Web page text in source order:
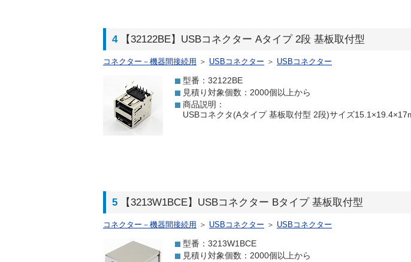
4 【32122BE】USBコネクター Aタイプ 2段 基板取付型
コネクター－機器間接続用 ＞ USBコネクター ＞ USBコネクター
型番：32122BE
見積り対象個数：2000個以上から
商品説明：
USBコネクタ(Aタイプ 基板取付型 2段)サイズ
5 【3213W1BCE】USBコネクター Bタイプ 基板取付型
コネクター－機器間接続用 ＞ USBコネクター ＞ USBコネクター
型番：3213W1BCE
見積り対象個数：2000個以上から